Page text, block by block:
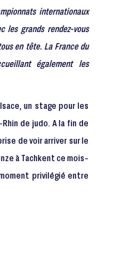
internationaux
les grands rendez-vous
en tête. La France du
également les
un stage pour les
de judo. A la fin de
de voir arriver sur le
à Tachkent ce mois-
privilégié entre